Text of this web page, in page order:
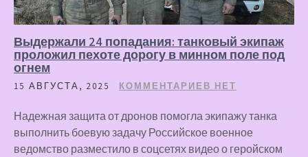
Выдержали 24 попадания: танковый экипаж
проложил пехоте дорогу в минном поле под
огнем
15 АВГУСТА, 2025 КОММЕНТАРИЕВ НЕТ
Надежная защита от дронов помогла экипажу танка
выполнить боевую задачу Российское военное
ведомство разместило в соцсетях видео о геройском